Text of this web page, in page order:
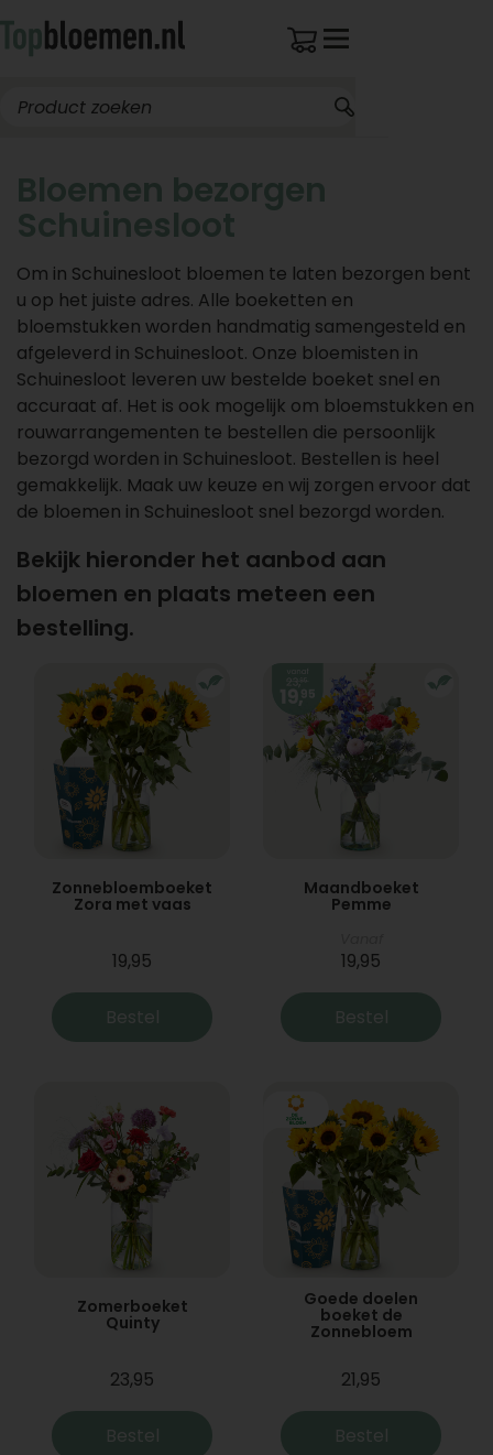
Bloemen bezorgen
Schuinesloot
Om in Schuinesloot bloemen te laten bezorgen bent
u op het juiste adres. Alle boeketten en
bloemstukken worden handmatig samengesteld en
afgeleverd in Schuinesloot. Onze bloemisten in
Schuinesloot leveren uw bestelde boeket snel en
accuraat af. Het is ook mogelijk om bloemstukken en
rouwarrangementen te bestellen die persoonlijk
bezorgd worden in Schuinesloot. Bestellen is heel
gemakkelijk. Maak uw keuze en wij zorgen ervoor dat
de bloemen in Schuinesloot snel bezorgd worden.
Bekijk hieronder het aanbod aan
bloemen en plaats meteen een
bestelling.
Zonnebloemboeket
Zora met vaas
19,95
Bestel
Maandboeket
Pemme
19,95
Bestel
Zomerboeket
Quinty
23,95
Bestel
Goede doelen
boeket de
Zonnebloem
21,95
Bestel